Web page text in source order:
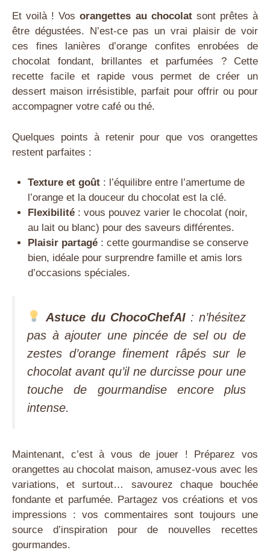
Et voilà ! Vosorangettes au chocolatsont prêtes à
être dégustées. N’est-ce pas un vrai plaisir de voir
ces fines lanières d’orange confites enrobées de
chocolat fondant, brillantes et parfumées ? Cette
recette facile et rapide vous permet de créer un
dessert maison irrésistible, parfait pour offrir ou pour
accompagner votre café ou thé.
Quelques points à retenir pour que vos orangettes
restent parfaites :
Texture et goût: l’équilibre entre l’amertume de
l’orange et la douceur du chocolat est la clé.
Flexibilité: vous pouvez varier le chocolat (noir,
au lait ou blanc) pour des saveurs différentes.
Plaisir partagé: cette gourmandise se conserve
bien, idéale pour surprendre famille et amis lors
d’occasions spéciales.
Astuce du ChocoChefAI: n’hésitez
pas à ajouter une pincée de sel ou de
zestes d’orange finement râpés sur le
chocolat avant qu’il ne durcisse pour une
touche de gourmandise encore plus
intense.
Maintenant, c’est à vous de jouer ! Préparez vos
orangettes au chocolat maison, amusez-vous avec les
variations, et surtout… savourez chaque bouchée
fondante et parfumée. Partagez vos créations et vos
impressions : vos commentaires sont toujours une
source d’inspiration pour de nouvelles recettes
gourmandes.